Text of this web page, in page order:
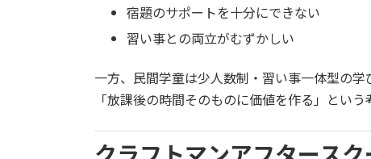
宿題のサポートを十分にできない
習い事との両立がむずかしい
一方、民間学童は少人数制・習い事一体型の学
「放課後の時間そのものに価値を作る」という